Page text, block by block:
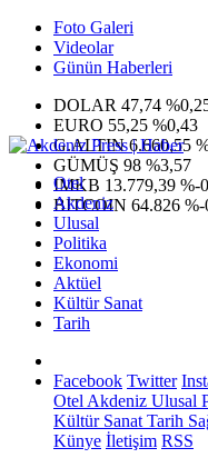
Foto Galeri
Videolar
Günün Haberleri
DOLAR 47,74
EURO 55,25 %0,43
G.ALTIN6.660,55
GÜMÜŞ 98 %3,57
IMKB 13.779,39 %-
BITCOIN 64.826 %-
Otel
Akdeniz
Ulusal
Politika
Ekonomi
Aktüel
Kültür Sanat
Tarih
Facebook Twitter
Otel Akdeniz Ulusal
Kültür Sanat Tarih
Künye İletişim RSS